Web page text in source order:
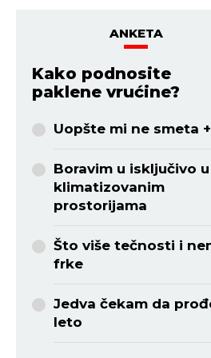
ANKETA
Kako podnosite
paklene vrućine?
Uopšte mi ne smeta
Boravim u isključivo u
klimatizovanim
prostorijama
Što više tečnosti i
frke
Jedva čekam da
leto